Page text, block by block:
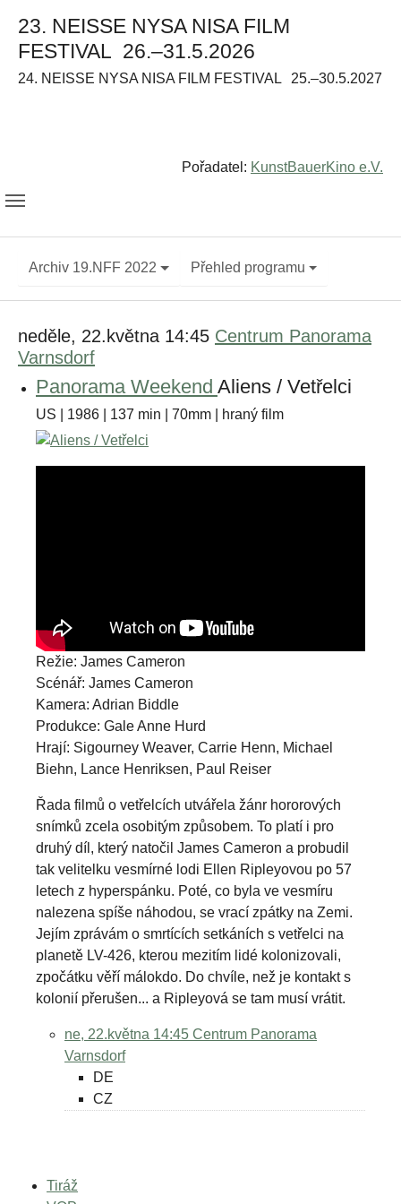
23. NEISSE NYSA NISA FILM
FESTIVAL 26.–31.5.2026
24. NEISSE NYSA NISA FILM FESTIVAL 25.–30.5.2027
Pořadatel: KunstBauerKino e.V.
Archiv 19.NFF 2022 Přehled programu
neděle, 22.května 14:45 Centrum Panorama
Varnsdorf
Panorama Weekend Aliens / Vetřelci
US | 1986 | 137 min | 70mm | hraný film
Režie: James Cameron
Scénář: James Cameron
Kamera: Adrian Biddle
Produkce: Gale Anne Hurd
Hrají: Sigourney Weaver, Carrie Henn, Michael
Biehn, Lance Henriksen, Paul Reiser
Řada filmů o vetřelcích utvářela žánr hororových
snímků zcela osobitým způsobem. To platí i pro
druhý díl, který natočil James Cameron a probudil
tak velitelku vesmírné lodi Ellen Ripleyovou po 57
letech z hyperspánku. Poté, co byla ve vesmíru
nalezena spíše náhodou, se vrací zpátky na Zemi.
Jejím zprávám o smrtících setkáních s vetřelci na
planetě LV-426, kterou mezitím lidé kolonizovali,
zpočátku věří málokdo. Do chvíle, než je kontakt s
kolonií přerušen... a Ripleyová se tam musí vrátit.
ne, 22.května 14:45 Centrum Panorama
Varnsdorf
DE
CZ
Tiráž